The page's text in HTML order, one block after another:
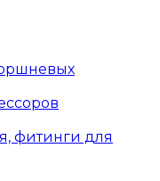
фитинги для